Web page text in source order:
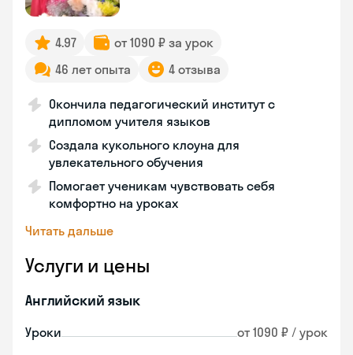
4.97
от 1090 ₽ за урок
46 лет опыта
4 отзыва
Окончила педагогический институт с
дипломом учителя языков
Создала кукольного клоуна для
увлекательного обучения
Помогает ученикам чувствовать себя
комфортно на уроках
Читать дальше
Услуги и цены
Английский язык
Уроки от 1090 ₽ / урок